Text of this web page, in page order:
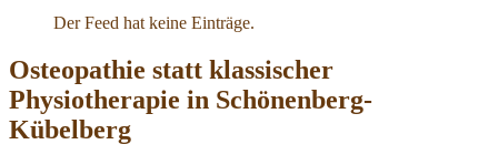
Der Feed hat keine Einträge.
Osteopathie statt klassischer
Physiotherapie in Schönenberg-
Kübelberg